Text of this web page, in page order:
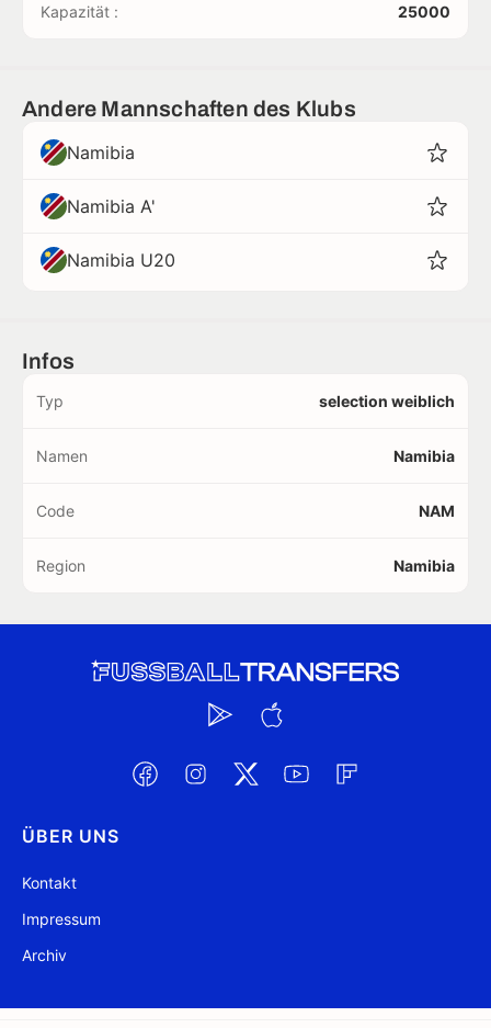
Kapazität :
25000
Andere Mannschaften des Klubs
Namibia
Namibia A'
Namibia U20
Infos
Typ selection weiblich
Namen Namibia
Code NAM
Region Namibia
ÜBER UNS
Kontakt
Impressum
Archiv